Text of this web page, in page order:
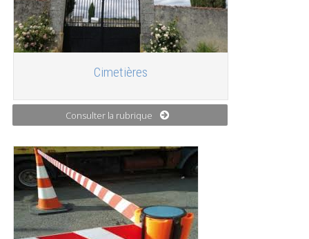
Cimetières
Consulter la rubrique